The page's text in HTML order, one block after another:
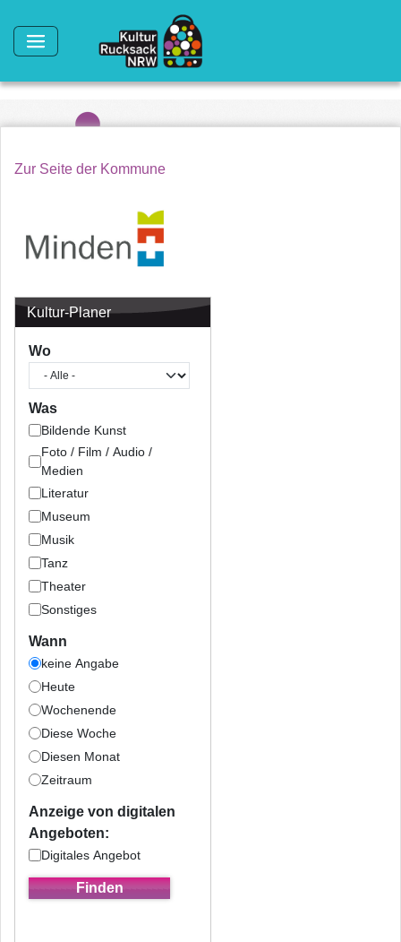
Zur Seite der Kommune
Kultur-Planer
Wo
Was
Bildende Kunst
Foto / Film / Audio /
Medien
Literatur
Museum
Musik
Tanz
Theater
Sonstiges
Wann
keine Angabe
Heute
Wochenende
Diese Woche
Diesen Monat
Zeitraum
Anzeige von digitalen
Angeboten:
Digitales Angebot